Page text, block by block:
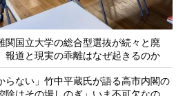
関国立大学の総合型選抜が続々と廃
道と現実の乖離はなぜ起きるのか
らない」竹中平蔵氏が語る高市内閣の